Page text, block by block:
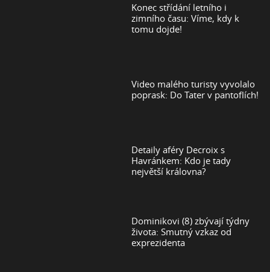
Konec střídání letního i
zimního času: Víme, kdy k
tomu dojde!
Video malého turisty vyvolalo
poprask: Do Tater v pantoflích!
Detaily aféry Decroix s
Havránkem: Kdo je tady
největší královna?
Dominikovi (8) zbývají týdny
života: Smutný vzkaz od
exprezidenta